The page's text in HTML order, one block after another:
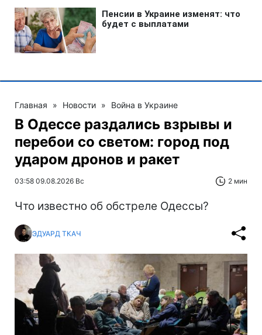
Главная » Новости » Война в Украине
В Одессе раздались взрывы и
перебои со светом: город под
ударом дронов и ракет
03:58 09.08.2026 Вс 2 мин
Что известно об обстреле Одессы?
ЭДУАРД ТКАЧ